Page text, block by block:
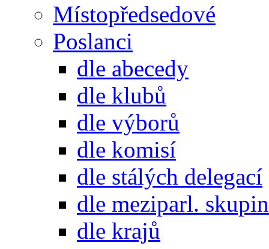
Místopředsedové
Poslanci
dle abecedy
dle klubů
dle výborů
dle komisí
dle stálých delegací
dle meziparl. skupin
dle krajů